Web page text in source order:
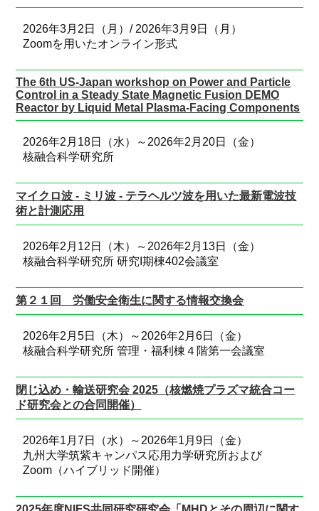
2026年3月2日（月）/ 2026年3月9日（月）
Zoomを用いたオンライン形式
The 6th US-Japan workshop on Power and Particle
Control in a Steady State Magnetic Fusion DEMO
Reactor by Liquid Metal Plasma-Facing Components
2026年2月18日（水）～2026年2月20日（金）
核融合科学研究所
マイクロ波 - ミリ波 - テラヘルツ波を用いた最新電波技
術と計測応用
2026年2月12日（木）～2026年2月13日（金）
核融合科学研究所 研究I期棟402会議室
第２１回 労働安全衛生に関する情報交換会
2026年2月5日（木）～2026年2月6日（金）
核融合科学研究所 管理・福利棟４階第一会議室
閉じ込め・輸送研究会 2025（核燃焼プラズマ統合コー
ド研究会との合同開催）
2026年1月7日（水）～2026年1月9日（金）
九州大学筑紫キャンパス応用力学研究所および
Zoom（ハイブリッド開催）